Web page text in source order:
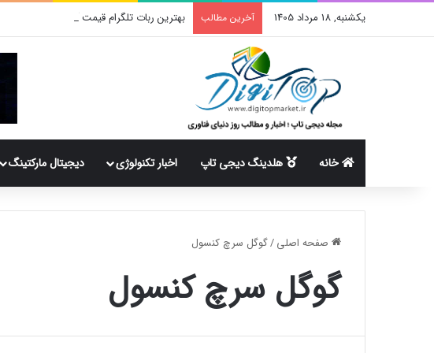
یکشنبه, 18 مرداد 1405 آخرین مطالب بهترین ربات تلگرام قیمت آنلاین سکه، طلا و ارز
خانه هلدینگ دیجی تاپ اخبار تکنولوژی دیجیتال مارکتینگ
صفحه اصلی/گوگل سرچ کنسول
گوگل سرچ کنسول